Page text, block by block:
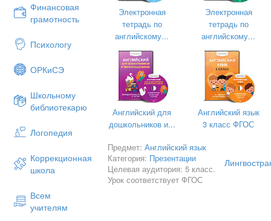
Финансовая
грамотность
Психологу
ОРКиСЭ
Школьному
библиотекарю
Логопедия
Коррекционная
школа
Всем
учителям
Электронная
тетрадь по
английскому...
Электронная
тетрадь по
английскому...
Английский для
дошкольников и...
Английский язык
3 класс ФГОС
Предмет:Английский язык
Категория: Презентации
Целевая аудитория: 5 класс.
Урок соответствует ФГОС